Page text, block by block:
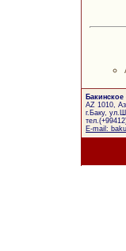
AZ 1010,
г.Баку,
E-mail: